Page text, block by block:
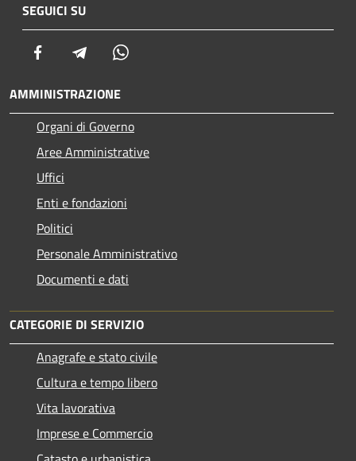
SEGUICI SU
Facebook Telegram
AMMINISTRAZIONE
Organi di Governo
Aree Amministrative
Uffici
Enti e fondazioni
Politici
Personale Amministrativo
Documenti e dati
CATEGORIE DI SERVIZIO
Anagrafe e stato civile
Cultura e tempo libero
Vita lavorativa
Imprese e Commercio